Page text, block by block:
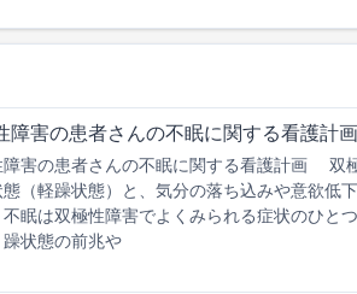
障害の患者さんの不眠に関する看護計画
障害の患者さんの不眠に関する看護計画 双
態（軽躁状態）と、気分の落ち込みや意欲低
不眠は双極性障害でよくみられる症状のひと
状態の前兆や